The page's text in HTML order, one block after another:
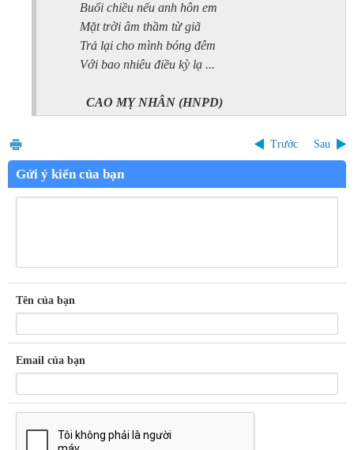
Buổi chiều nếu anh hôn em
Mặt trời âm thầm từ giã
Trả lại cho mình bóng đêm
Với bao nhiêu điều kỳ lạ ...
CAO MỴ NHÂN (HNPD)
Trước Sau
Gửi ý kiến của bạn
Tên của bạn
Email của bạn